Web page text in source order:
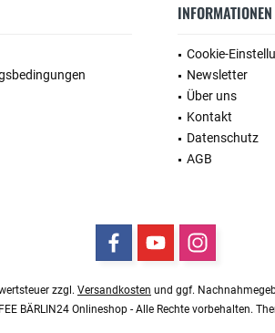
INFORMATIONEN
Cookie-
Newsletter
Über uns
Kontakt
Datenschutz
AGB
zzgl. Versandkosten und ggf.
BÄRLIN24 Onlineshop - Alle Rechte vorbehalten.